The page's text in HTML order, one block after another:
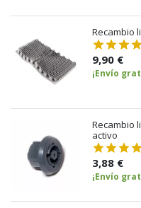
Recambio
9,90 €
¡Envío
Recambio
activo
3,88 €
¡Envío